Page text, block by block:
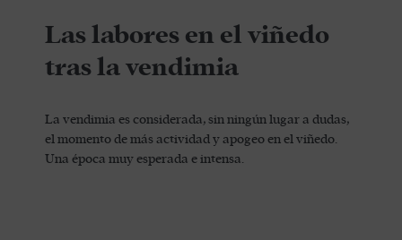
Las labores en el viñedo
tras la vendimia
La vendimia es considerada, sin ningún lugar a dudas,
el momento de más actividad y apogeo en el viñedo.
Una época muy esperada e intensa.